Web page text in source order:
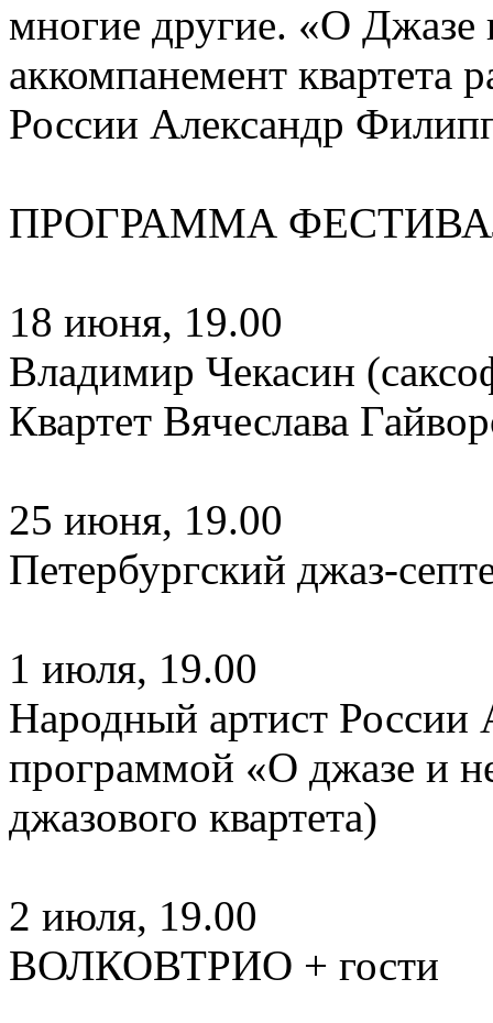
многие другие. «О Джазе
аккомпанемент квартета
России Александр
ПРОГРАММА
18 июня, 19.00
Владимир Чекасин
Квартет Вячеслава
25 июня, 19.00
Петербургский джаз-
1 июля, 19.00
Народный артист России
программой «О джазе и
джазового квартета)
2 июля, 19.00
ВОЛКОВТРИО + гости